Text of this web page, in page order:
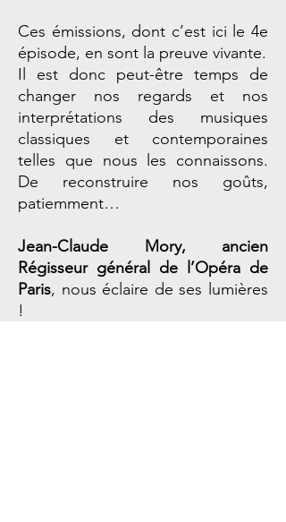
Ces émissions, dont c’est ici le 4e
épisode, en sont la preuve vivante.
Il est donc peut-être temps de
changer nos regards et nos
interprétations des musiques
classiques et contemporaines
telles que nous les connaissons.
De reconstruire nos goûts,
patiemment…
Jean-Claude Mory, ancien
Régisseur général de l’Opéra de
Paris, nous éclaire de ses lumières
!